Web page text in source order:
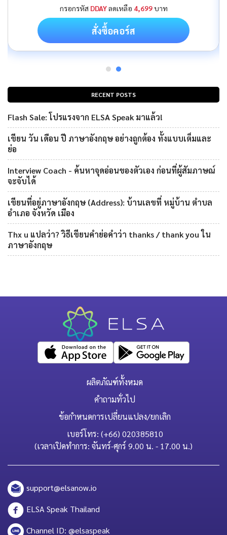
RECENT POSTS
Flash Sale: โปรแรงจาก ELSA Speak มาแล้ว!
เขียน วัน เดือน ปี ภาษาอังกฤษ อย่างถูกต้อง ทั้งแบบเต็มและ
ย่อ
Interview Coach - ค้นหาจุดอ่อนของตัวเอง ก่อนที่ผู้สัมภาษณ์
จะจับได้
เขียนที่อยู่ภาษาอังกฤษ (Address): บ้านเลขที่ หมู่บ้าน ตำบล
อำเภอ จังหวัด เมือง
Thx u แปลว่า? วิธีเขียนคำย่อคำว่า thanks / thank you ใน
ภาษาอังกฤษ
กรอกรหัส DDAYลดเหลือ 4,699บาท
สั่งซื้อคอร์ส
ผลิตภัณฑ์ทั้งหมด
คำถามทั่วไป
ข้อกำหนดการเปลี่ยนแปลง/ยกเลิก
เบอร์โทร: (+66) 020385810
(เวลาเปิดทำการ: จันทร์-ศุกร์ 9.00 น. - 17.00 น.)
support@elsanow.io
ELSA Speak Thailand
Channel ID: @elsaspeak